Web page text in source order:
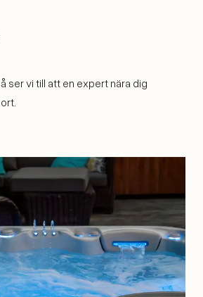
ser vi till att en expert nära dig